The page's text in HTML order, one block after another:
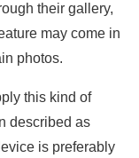
their gallery,
may come in
photos.
this kind of
described as
is preferably